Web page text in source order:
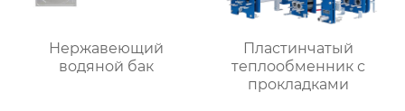
Нержавеющий
водяной бак
Пластинчатый
теплообменник с
прокладками